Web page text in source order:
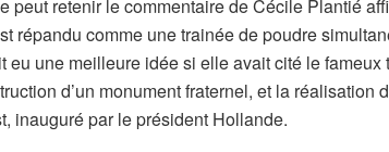
peut retenir le commentaire de Cécile Plantié
répandu comme une trainée de poudre
eu une meilleure idée si elle avait cité le
d’un monument fraternel, et la
inauguré par le président Hollande.